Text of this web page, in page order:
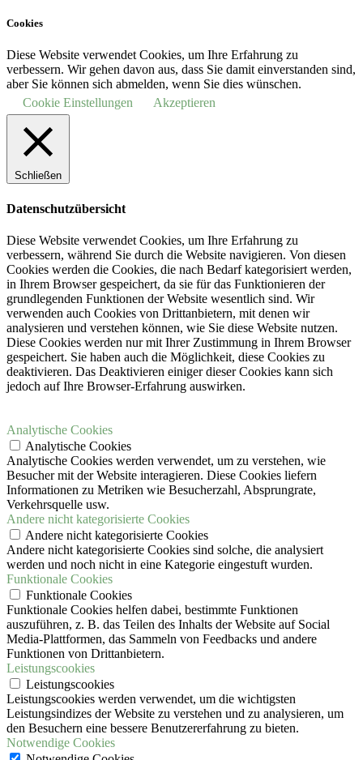
Cookies
Diese Website verwendet Cookies, um Ihre Erfahrung zu
verbessern. Wir gehen davon aus, dass Sie damit einverstanden sind,
aber Sie können sich abmelden, wenn Sie dies wünschen.
Cookie Einstellungen
Akzeptieren
Schließen
Datenschutzübersicht
Diese Website verwendet Cookies, um Ihre Erfahrung zu
verbessern, während Sie durch die Website navigieren. Von diesen
Cookies werden die Cookies, die nach Bedarf kategorisiert werden,
in Ihrem Browser gespeichert, da sie für das Funktionieren der
grundlegenden Funktionen der Website wesentlich sind. Wir
verwenden auch Cookies von Drittanbietern, mit denen wir
analysieren und verstehen können, wie Sie diese Website nutzen.
Diese Cookies werden nur mit Ihrer Zustimmung in Ihrem Browser
gespeichert. Sie haben auch die Möglichkeit, diese Cookies zu
deaktivieren. Das Deaktivieren einiger dieser Cookies kann sich
jedoch auf Ihre Browser-Erfahrung auswirken.
Analytische Cookies
Analytische Cookies
Analytische Cookies werden verwendet, um zu verstehen, wie
Besucher mit der Website interagieren. Diese Cookies liefern
Informationen zu Metriken wie Besucherzahl, Absprungrate,
Verkehrsquelle usw.
Andere nicht kategorisierte Cookies
Andere nicht kategorisierte Cookies
Andere nicht kategorisierte Cookies sind solche, die analysiert
werden und noch nicht in eine Kategorie eingestuft wurden.
Funktionale Cookies
Funktionale Cookies
Funktionale Cookies helfen dabei, bestimmte Funktionen
auszuführen, z. B. das Teilen des Inhalts der Website auf Social
Media-Plattformen, das Sammeln von Feedbacks und andere
Funktionen von Drittanbietern.
Leistungscookies
Leistungscookies
Leistungscookies werden verwendet, um die wichtigsten
Leistungsindizes der Website zu verstehen und zu analysieren, um
den Besuchern eine bessere Benutzererfahrung zu bieten.
Notwendige Cookies